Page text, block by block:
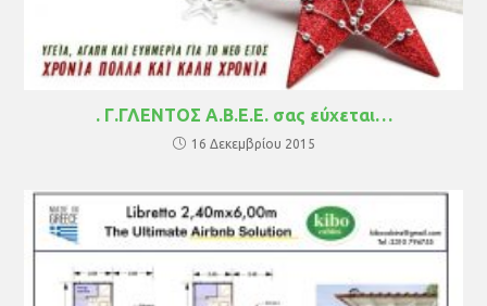
. Γ.ΓΛΕΝΤΟΣ Α.Β.Ε.Ε. σας εύχεται…
16 Δεκεμβρίου 2015